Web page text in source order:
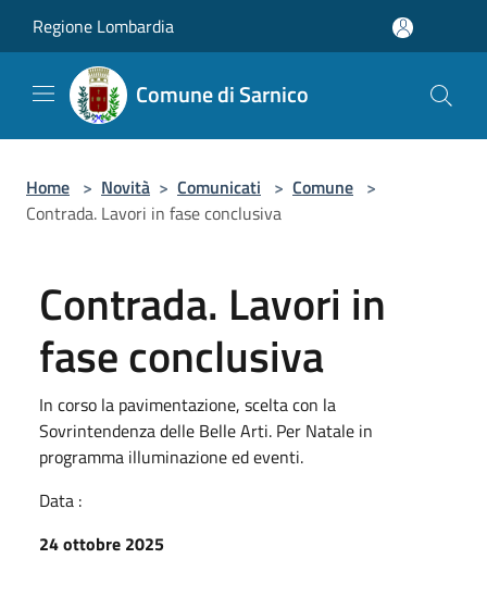
Regione Lombardia
Comune di Sarnico
Home > Novità > Comunicati > Comune >
Contrada. Lavori in fase conclusiva
Contrada. Lavori in
fase conclusiva
In corso la pavimentazione, scelta con la
Sovrintendenza delle Belle Arti. Per Natale in
programma illuminazione ed eventi.
Data :
24 ottobre 2025